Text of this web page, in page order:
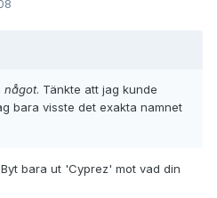
något. Tänkte att jag kunde
bara visste det exakta namnet
bara ut 'Cyprez' mot vad din